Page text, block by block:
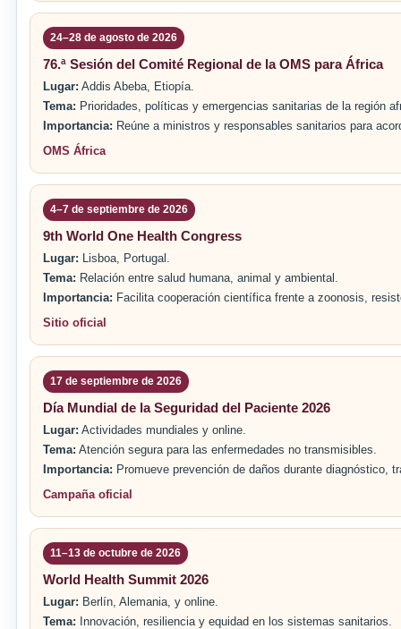
24–28 de agosto de 2026
76.ª Sesión del Comité Regional de la OMS para África
Lugar: Addis Abeba, Etiopía.
Tema: Prioridades, políticas y emergencias sanitarias de la región
Importancia: Reúne a ministros y responsables sanitarios para
OMS África
4–7 de septiembre de 2026
9th World One Health Congress
Lugar: Lisboa, Portugal.
Tema: Relación entre salud humana, animal y ambiental.
Importancia: Facilita cooperación científica frente a zoonosis,
Sitio oficial
17 de septiembre de 2026
Día Mundial de la Seguridad del Paciente 2026
Lugar: Actividades mundiales y online.
Tema: Atención segura para las enfermedades no transmisibles.
Importancia: Promueve prevención de daños durante diagnóstico,
Campaña oficial
11–13 de octubre de 2026
World Health Summit 2026
Lugar: Berlín, Alemania, y online.
Tema: Innovación, resiliencia y equidad en los sistemas sanitarios.